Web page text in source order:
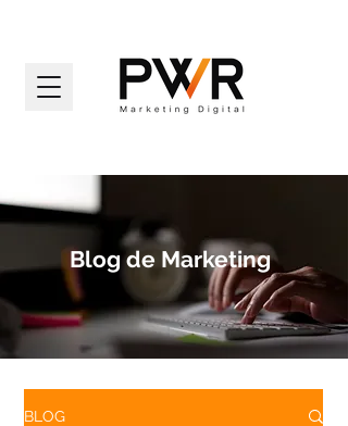
Blog de Marketing
BLOG